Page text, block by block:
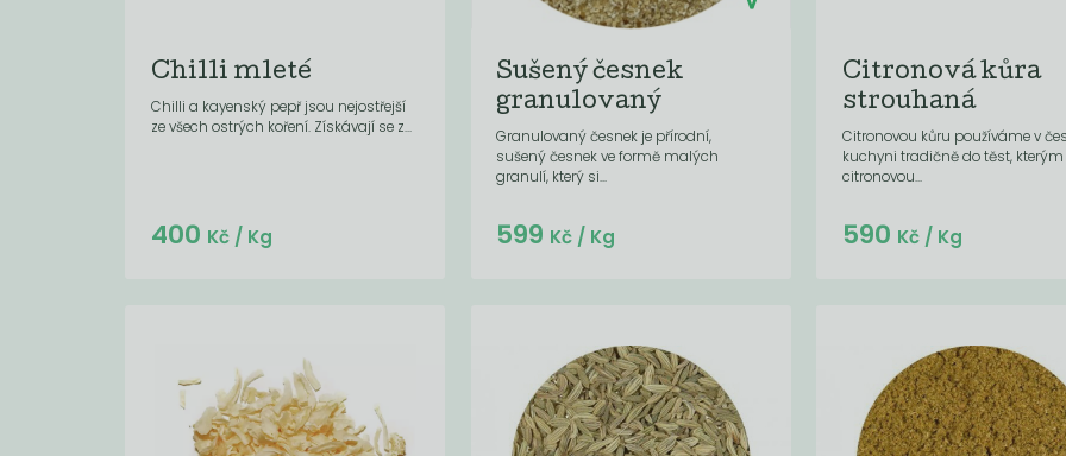
Chilli mleté
Chilli a kayenský pepř jsou nejostřejší
ze všech ostrých koření. Získávají se z...
Do košíku:
400 Kč/ Kg
Sušený česnek
granulovaný
Granulovaný česnek je přírodní,
sušený česnek ve formě malých
granulí, který si...
Do košíku:
599 Kč / Kg
Citronová kůra
strouhaná
Citronovou kůru používáme v
kuchyni tradičně do těst,
citronovou...
Do košíku:
590 Kč/ Kg